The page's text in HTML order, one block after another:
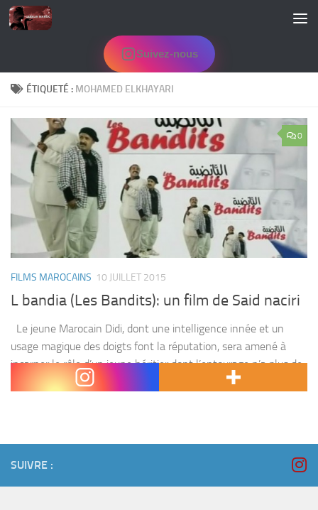
Skip to content
Suivez-nous
ÉTIQUETÉ : MOHAMED ELKHAYARI
0
FILMS MAROCAINS 10 JUILLET 2015
L bandia (Les Bandits): un film de Said naciri
Le jeune Marocain Didi, dont une intelligence innée et un
usage magique des doigts font la réputation, sera amené à
incarner le rôle d’un jeune héritier dont l’entourage n’a plus de
nouvelle depuis...
SUIVRE :